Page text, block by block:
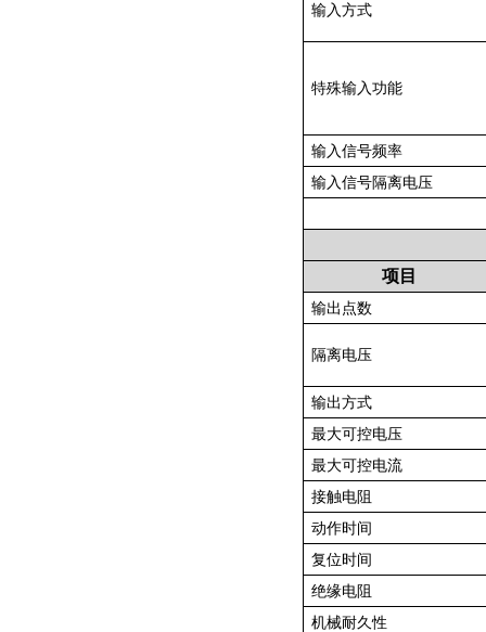
输入方式
特殊输入功能
输入信号频率
输入信号隔离电压
项目
输出点数
隔离电压
输出方式
最大可控电压
最大可控电流
接触电阻
动作时间
复位时间
绝缘电阻
机械耐久性